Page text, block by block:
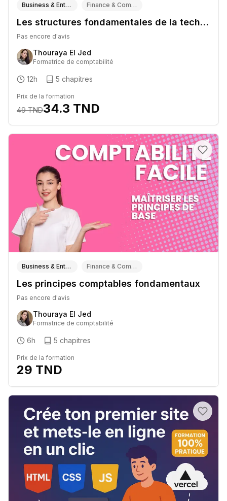
Business & Entrepreneuriat Finance & Comptabilité
Les structures fondamentales de la technique comptable
Pas encore d'avis
Thouraya El Jed
Formatrice de comptabilité
12h 5 chapitres
Prix de la formation
49TND34.3 TND
Business & Entrepreneuriat Finance & Comptabilité
Les principes comptables fondamentaux
Pas encore d'avis
Thouraya El Jed
Formatrice de comptabilité
6h 5 chapitres
Prix de la formation
29 TND